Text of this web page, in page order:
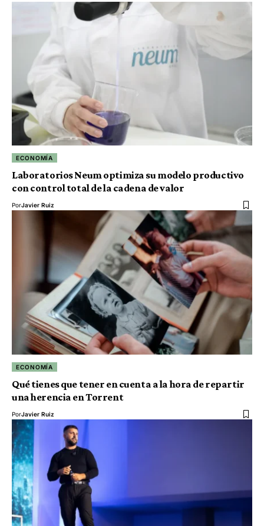
ECONOMÍA
Laboratorios Neum optimiza su modelo productivo
con control total de la cadena de valor
PorJavier Ruiz
ECONOMÍA
Qué tienes que tener en cuenta a la hora de repartir
una herencia en Torrent
PorJavier Ruiz